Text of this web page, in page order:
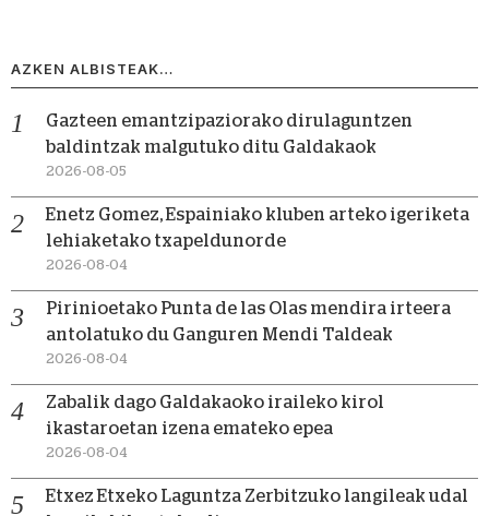
AZKEN ALBISTEAK…
Gazteen emantzipaziorako dirulaguntzen
baldintzak malgutuko ditu Galdakaok
2026-08-05
Enetz Gomez, Espainiako kluben arteko igeriketa
lehiaketako txapeldunorde
2026-08-04
Pirinioetako Punta de las Olas mendira irteera
antolatuko du Ganguren Mendi Taldeak
2026-08-04
Zabalik dago Galdakaoko iraileko kirol
ikastaroetan izena emateko epea
2026-08-04
Etxez Etxeko Laguntza Zerbitzuko langileak udal